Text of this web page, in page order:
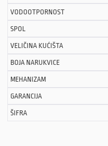
VODOOTPORNOST
SPOL
VELIČINA KUĆIŠTA
BOJA NARUKVICE
MEHANIZAM
GARANCIJA
ŠIFRA